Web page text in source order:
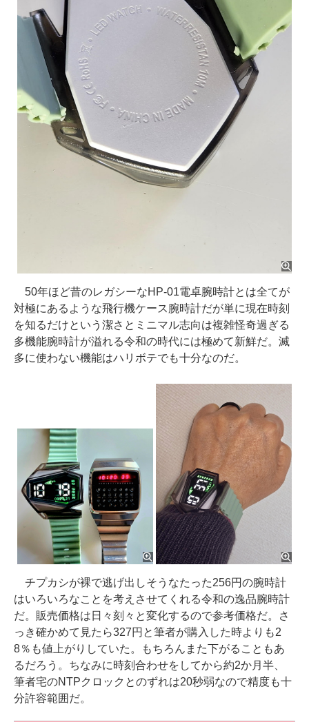
50年ほど昔のレガシーなHP-01電卓腕時計とは全てが
対極にあるような飛行機ケース腕時計だが単に現在時刻
を知るだけという潔さとミニマル志向は複雑怪奇過ぎる
多機能腕時計が溢れる令和の時代には極めて新鮮だ。滅
多に使わない機能はハリボテでも十分なのだ。
チプカシが裸で逃げ出しそうなたった256円の腕時計
はいろいろなことを考えさせてくれる令和の逸品腕時計
だ。販売価格は日々刻々と変化するので参考価格だ。さ
っき確かめて見たら327円と筆者が購入した時よりも2
8％も値上がりしていた。もちろんまた下がることもあ
るだろう。ちなみに時刻合わせをしてから約2か月半、
筆者宅のNTPクロックとのずれは20秒弱なので精度も十
分許容範囲だ。